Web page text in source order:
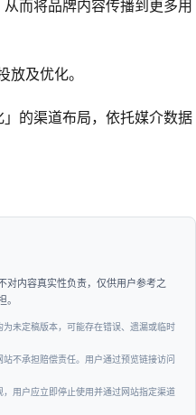
而将品牌内容传播到更多用
及优化。
的渠道布局，依托媒介数据
对内容真实性负责，仅供用户参考之
未定稿版本，可能存在错误、遗漏或临时
不承担赔偿责任。用户通过预览链接访问
用户应立即停止使用并通过网站指定渠道